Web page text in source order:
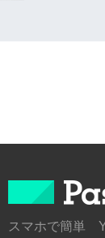
スマホで簡単